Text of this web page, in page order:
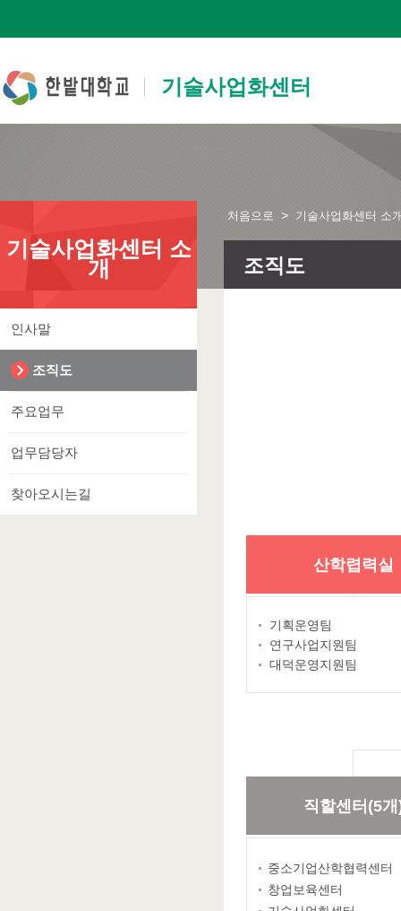
기술사업화센터
처음으로 > 기술사업화센터 소
기술사업화센터 소
개
인사말
조직도
주요업무
업무담당자
찾아오시는길
조직도
산학렵력실
기획운영팀
연구사업지원팀
대덕운영지원팀
직할센터(5
중소기업산학협력센터
창업보육센터